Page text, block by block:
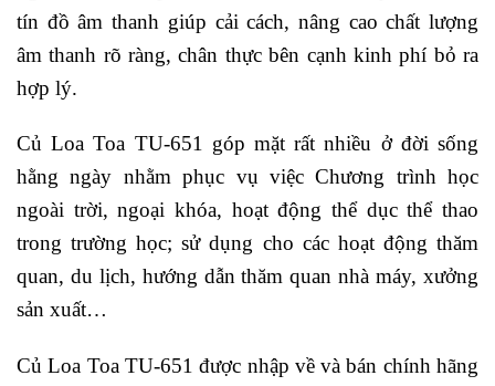
tín đồ âm thanh giúp cải cách, nâng cao chất lượng
âm thanh rõ ràng, chân thực bên cạnh kinh phí bỏ ra
hợp lý.
Củ Loa Toa TU-651 góp mặt rất nhiều ở đời sống
hằng ngày nhằm phục vụ việc Chương trình học
ngoài trời, ngoại khóa, hoạt động thể dục thể thao
trong trường học; sử dụng cho các hoạt động thăm
quan, du lịch, hướng dẫn thăm quan nhà máy, xưởng
sản xuất…
Củ Loa Toa TU-651 được nhập về và bán chính hãng